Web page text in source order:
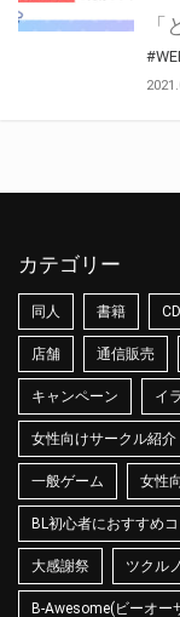
カテゴリー
同人 書籍
店舗 通信販売
キャンペーン イ
女性向けサークル紹介
一般ゲーム 女性
BL初心者におすすめ
大感謝祭 ツクル
B-Awesome(ビーオー